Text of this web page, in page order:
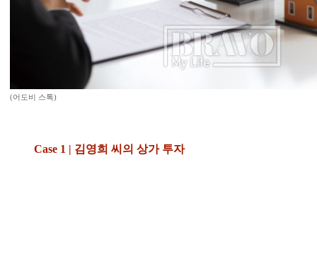
(어도비 스톡)
Case 1 | 김영희 씨의 상가 투자